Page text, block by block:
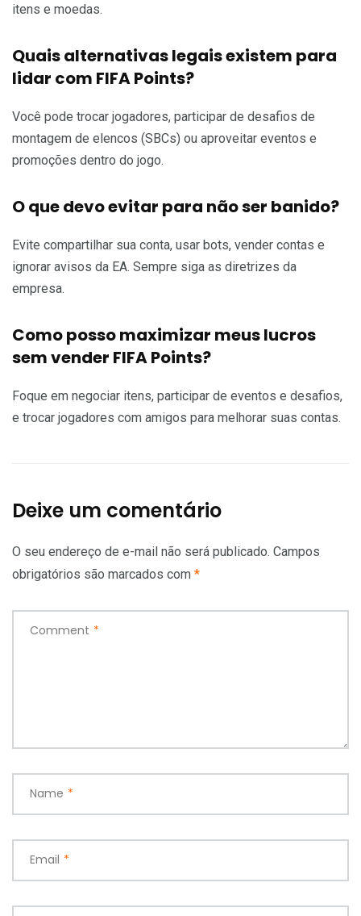
itens e moedas.
Quais alternativas legais existem para
lidar com FIFA Points?
Você pode trocar jogadores, participar de desafios de
montagem de elencos (SBCs) ou aproveitar eventos e
promoções dentro do jogo.
O que devo evitar para não ser banido?
Evite compartilhar sua conta, usar bots, vender contas e
ignorar avisos da EA. Sempre siga as diretrizes da
empresa.
Como posso maximizar meus lucros
sem vender FIFA Points?
Foque em negociar itens, participar de eventos e desafios,
e trocar jogadores com amigos para melhorar suas contas.
Deixe um comentário
O seu endereço de e-mail não será publicado. Campos
obrigatórios são marcados com *
Comment *
Name *
Email *